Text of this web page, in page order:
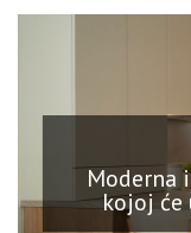
Moderna
kojoj će